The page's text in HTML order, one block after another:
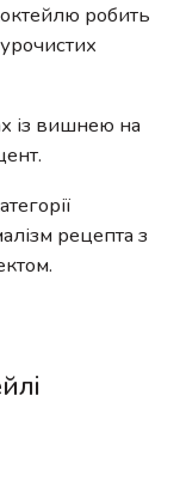
робить
із вишнею на
рецепта з